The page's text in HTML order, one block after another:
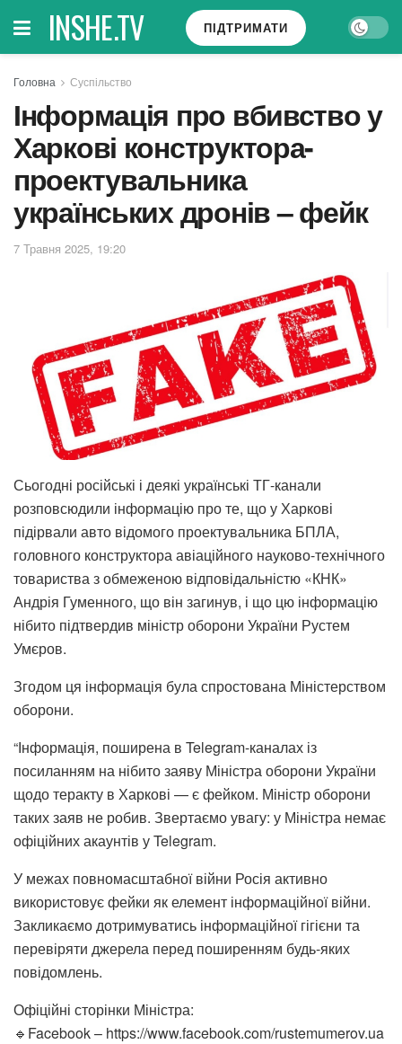
INSHE.TV ПІДТРИМАТИ
Головна Суспільство
Інформація про вбивство у
Харкові конструктора-
проектувальника
українських дронів – фейк
7 Травня 2025, 19:20
Сьогодні російські і деякі українські ТГ-канали
розповсюдили інформацію про те, що у Харкові
підірвали авто відомого проектувальника БПЛА,
головного конструктора авіаційного науково-технічного
товариства з обмеженою відповідальністю «КНК»
Андрія Гуменного, що він загинув, і що цю інформацію
нібито підтвердив міністр оборони України Рустем
Умєров.
Згодом ця інформація була спростована Міністерством
оборони.
“Інформація, поширена в Telegram-каналах із
посиланням на нібито заяву Міністра оборони України
щодо теракту в Харкові — є фейком. Міністр оборони
таких заяв не робив. Звертаємо увагу: у Міністра немає
офіційних акаунтів у Telegram.
У межах повномасштабної війни Росія активно
використовує фейки як елемент інформаційної війни.
Закликаємо дотримуватись інформаційної гігієни та
перевіряти джерела перед поширенням будь-яких
повідомлень.
Офіційні сторінки Міністра:
🔹Facebook – https://www.facebook.com/rustemumerov.ua